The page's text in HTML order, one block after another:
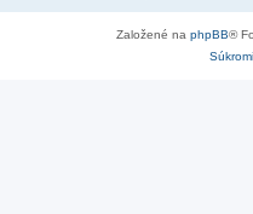
Založené na phpBB®